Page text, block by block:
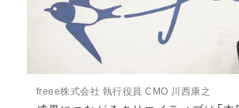
freee株式会社 執行役員 CMO 川西康之